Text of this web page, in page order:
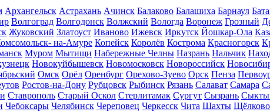
Архангельск Астрахань Ачинск Балаково Балашиха Барнаул
Волгоград Волгодонск Волжский Вологда Воронеж Грозный
Жуковский Златоуст Иваново Ижевск Иркутск Йошкар-Ола
на-Амуре Копейск Королёв Кострома Красногорск
Муром Мытищи Набережные Челны Назрань Нальчик
Новокуйбышевск Новомосковск Новороссийск
Омск Орёл Оренбург Орехово-Зуево Орск Пенза
Ростов-на-Дону Рубцовск Рыбинск Рязань Салават Самара
Ставрополь Старый Оскол Стерлитамак Сургут Сызрань
Чебоксары Челябинск Череповец Черкесск Чита Шахты Щёлково